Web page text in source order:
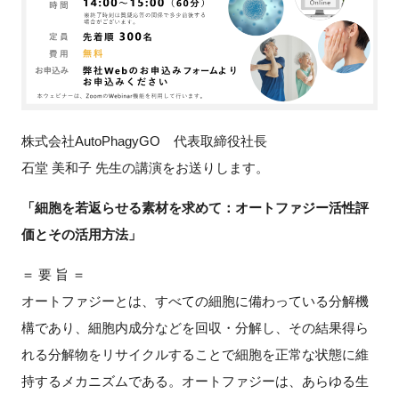
インタビュー・コラム
ニュース・掲示板
特別会員
施設・アクセス
イベントお知らせメール登録
株式会社AutoPhagyGO 代表取締役社長
石堂 美和子 先生の講演をお送りします。
「細胞を若返らせる素材を求めて：オートファジー活性評
価とその活用方法」
＝ 要 旨 ＝
オートファジーとは、すべての細胞に備わっている分解機
構であり、細胞内成分などを回収・分解し、その結果得ら
れる分解物をリサイクルすることで細胞を正常な状態に維
持するメカニズムである。オートファジーは、あらゆる生